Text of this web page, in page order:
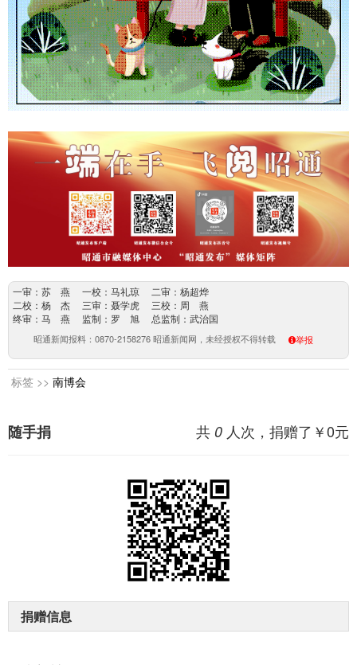
一审：苏 燕 一校：马礼琼 二审：杨超烨
二校：杨 杰 三审：聂学虎 三校：周 燕
终审：马 燕 监制：罗 旭 总监制：武治国
昭通新闻报料：0870-2158276 昭通新闻网，未经授权不得转载 举报
标签 >> 南博会
共 0 人次，捐赠了￥0元
随手捐
捐赠信息